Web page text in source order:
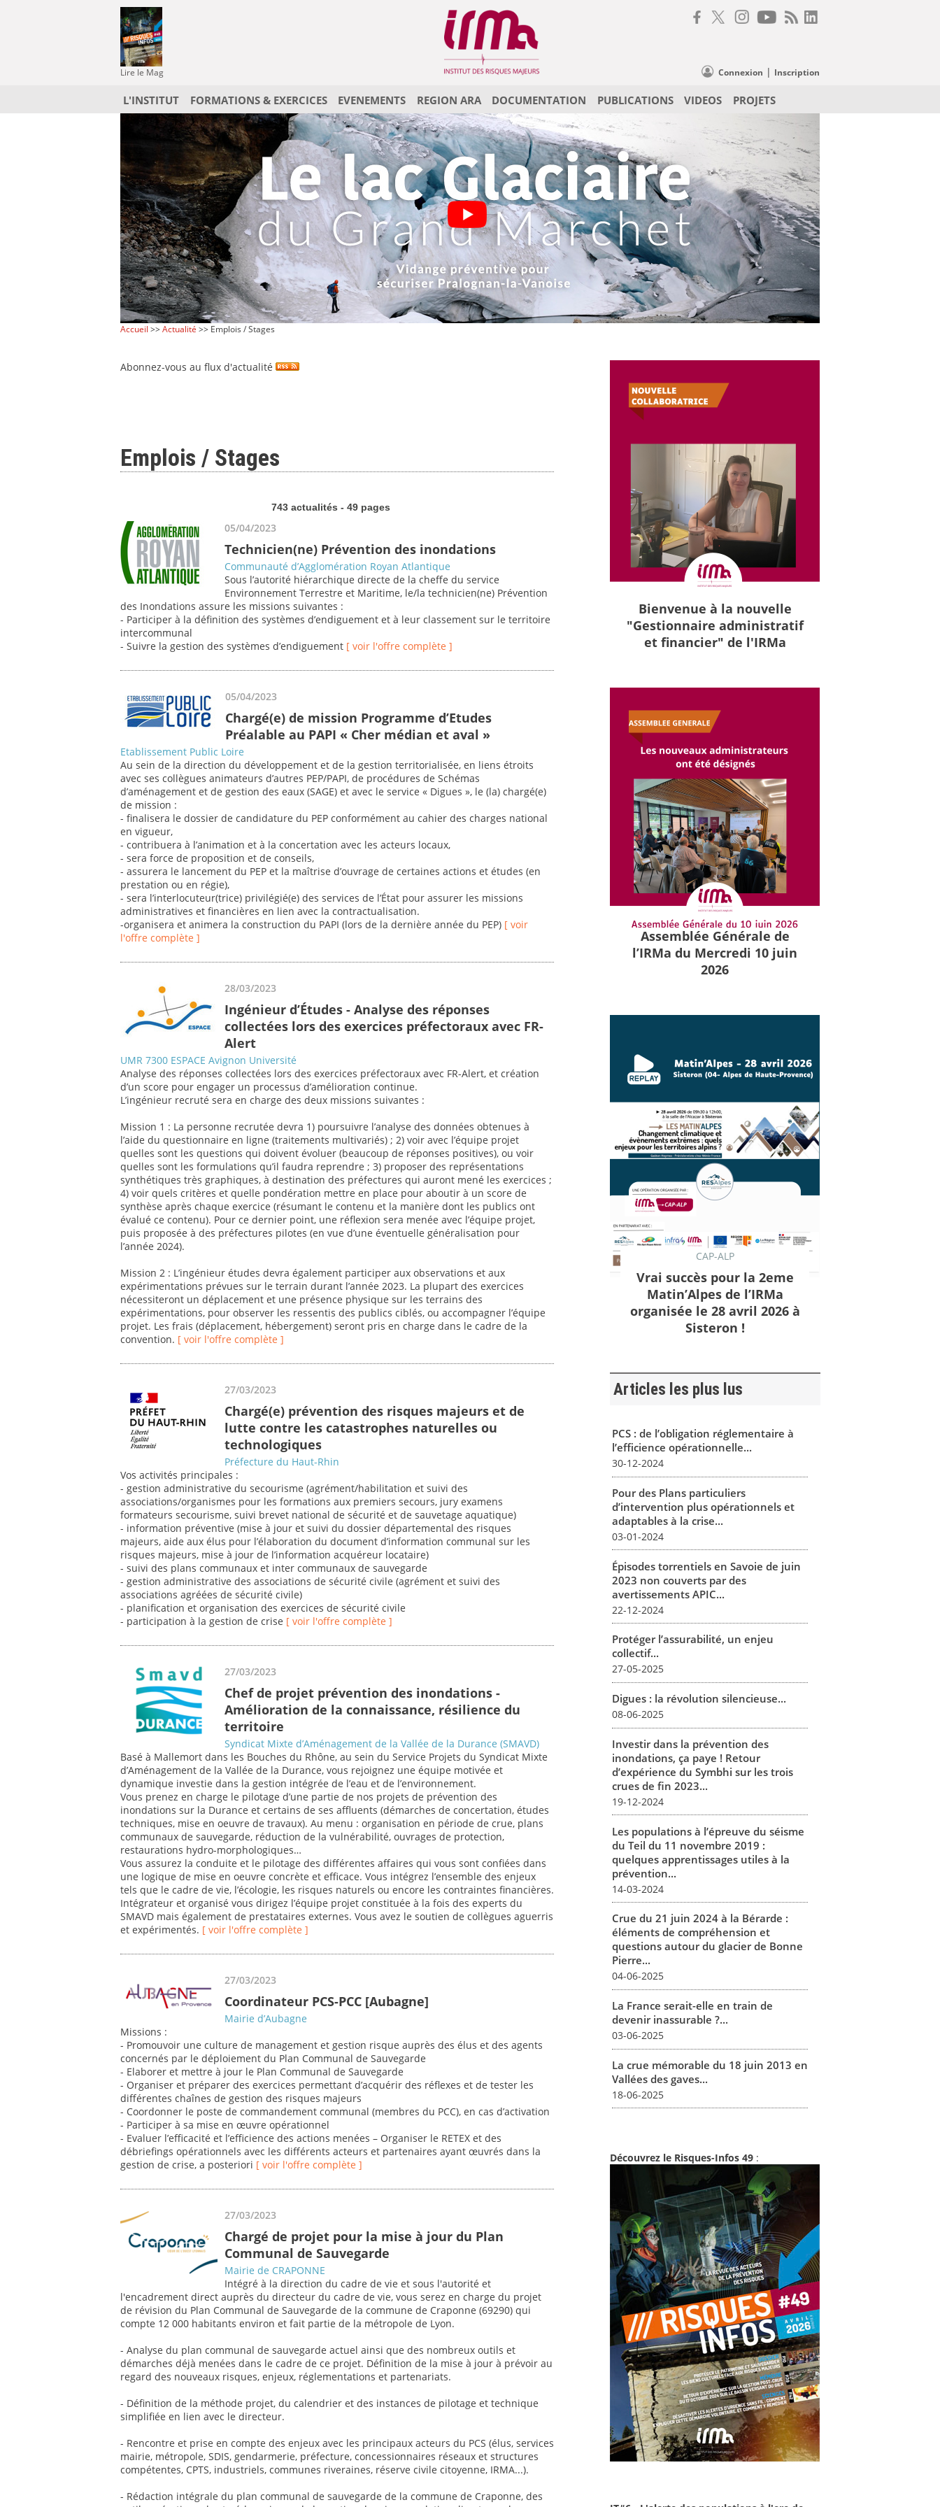
Lire le Mag Connexion | Inscription
L'INSTITUT FORMATIONS & EXERCICES EVENEMENTS REGION ARA DOCUMENTATION PUBLICATIONS VIDEOS PROJETS
Accueil >>Actualité >> Emplois / Stages
Abonnez-vous au flux d'actualité
Emplois / Stages
743 actualités - 49 pages
05/04/2023
Technicien(ne) Prévention des inondations
Communauté d’Agglomération Royan Atlantique
Sous l’autorité hiérarchique directe de la cheffe du service
Environnement Terrestre et Maritime, le/la technicien(ne) Prévention
des Inondations assure les missions suivantes :
- Participer à la définition des systèmes d’endiguement et à leur classement sur le territoire
intercommunal
- Suivre la gestion des systèmes d’endiguement [ voir l'offre complète ]
05/04/2023
Chargé(e) de mission Programme d’Etudes
Préalable au PAPI « Cher médian et aval »
Etablissement Public Loire
Au sein de la direction du développement et de la gestion territorialisée, en liens étroits
avec ses collègues animateurs d’autres PEP/PAPI, de procédures de Schémas
d’aménagement et de gestion des eaux (SAGE) et avec le service « Digues », le (la) chargé(e)
de mission :
- finalisera le dossier de candidature du PEP conformément au cahier des charges national
en vigueur,
- contribuera à l’animation et à la concertation avec les acteurs locaux,
- sera force de proposition et de conseils,
- assurera le lancement du PEP et la maîtrise d’ouvrage de certaines actions et études (en
prestation ou en régie),
- sera l’interlocuteur(trice) privilégié(e) des services de l’État pour assurer les missions
administratives et financières en lien avec la contractualisation.
-organisera et animera la construction du PAPI (lors de la dernière année du PEP) [ voir
l'offre complète ]
28/03/2023
Ingénieur d’Études - Analyse des réponses
collectées lors des exercices préfectoraux avec FR-
Alert
UMR 7300 ESPACE Avignon Université
Analyse des réponses collectées lors des exercices préfectoraux avec FR-Alert, et création
d’un score pour engager un processus d’amélioration continue.
L’ingénieur recruté sera en charge des deux missions suivantes :
Mission 1 : La personne recrutée devra 1) poursuivre l’analyse des données obtenues à
l’aide du questionnaire en ligne (traitements multivariés) ; 2) voir avec l’équipe projet
quelles sont les questions qui doivent évoluer (beaucoup de réponses positives), ou voir
quelles sont les formulations qu’il faudra reprendre ; 3) proposer des représentations
synthétiques très graphiques, à destination des préfectures qui auront mené les exercices ;
4) voir quels critères et quelle pondération mettre en place pour aboutir à un score de
synthèse après chaque exercice (résumant le contenu et la manière dont les publics ont
évalué ce contenu). Pour ce dernier point, une réflexion sera menée avec l’équipe projet,
puis proposée à des préfectures pilotes (en vue d’une éventuelle généralisation pour
l’année 2024).
Mission 2 : L’ingénieur études devra également participer aux observations et aux
expérimentations prévues sur le terrain durant l’année 2023. La plupart des exercices
nécessiteront un déplacement et une présence physique sur les terrains des
expérimentations, pour observer les ressentis des publics ciblés, ou accompagner l’équipe
projet. Les frais (déplacement, hébergement) seront pris en charge dans le cadre de la
convention. [ voir l'offre complète ]
27/03/2023
Chargé(e) prévention des risques majeurs et de
lutte contre les catastrophes naturelles ou
technologiques
Préfecture du Haut-Rhin
Vos activités principales :
- gestion administrative du secourisme (agrément/habilitation et suivi des
associations/organismes pour les formations aux premiers secours, jury examens
formateurs secourisme, suivi brevet national de sécurité et de sauvetage aquatique)
- information préventive (mise à jour et suivi du dossier départemental des risques
majeurs, aide aux élus pour l’élaboration du document d’information communal sur les
risques majeurs, mise à jour de l’information acquéreur locataire)
- suivi des plans communaux et inter communaux de sauvegarde
- gestion administrative des associations de sécurité civile (agrément et suivi des
associations agréées de sécurité civile)
- planification et organisation des exercices de sécurité civile
- participation à la gestion de crise [ voir l'offre complète ]
27/03/2023
Chef de projet prévention des inondations -
Amélioration de la connaissance, résilience du
territoire
Syndicat Mixte d’Aménagement de la Vallée de la Durance (SMAVD)
Basé à Mallemort dans les Bouches du Rhône, au sein du Service Projets du Syndicat Mixte
d’Aménagement de la Vallée de la Durance, vous rejoignez une équipe motivée et
dynamique investie dans la gestion intégrée de l’eau et de l’environnement.
Vous prenez en charge le pilotage d’une partie de nos projets de prévention des
inondations sur la Durance et certains de ses affluents (démarches de concertation, études
techniques, mise en oeuvre de travaux). Au menu : organisation en période de crue, plans
communaux de sauvegarde, réduction de la vulnérabilité, ouvrages de protection,
restaurations hydro-morphologiques…
Vous assurez la conduite et le pilotage des différentes affaires qui vous sont confiées dans
une logique de mise en oeuvre concrète et efficace. Vous intégrez l’ensemble des enjeux
tels que le cadre de vie, l’écologie, les risques naturels ou encore les contraintes financières.
Intégrateur et organisé vous dirigez l’équipe projet constituée à la fois des experts du
SMAVD mais également de prestataires externes. Vous avez le soutien de collègues aguerris
et expérimentés. [ voir l'offre complète ]
27/03/2023
Coordinateur PCS-PCC [Aubagne]
Mairie d’Aubagne
Missions :
- Promouvoir une culture de management et gestion risque auprès des élus et des agents
concernés par le déploiement du Plan Communal de Sauvegarde
- Elaborer et mettre à jour le Plan Communal de Sauvegarde
- Organiser et préparer des exercices permettant d’acquérir des réflexes et de tester les
différentes chaînes de gestion des risques majeurs
- Coordonner le poste de commandement communal (membres du PCC), en cas d’activation
- Participer à sa mise en œuvre opérationnel
- Evaluer l’efficacité et l’efficience des actions menées – Organiser le RETEX et des
débriefings opérationnels avec les différents acteurs et partenaires ayant œuvrés dans la
gestion de crise, a posteriori [ voir l'offre complète ]
27/03/2023
Chargé de projet pour la mise à jour du Plan
Communal de Sauvegarde
Mairie de CRAPONNE
Intégré à la direction du cadre de vie et sous l'autorité et
l'encadrement direct auprès du directeur du cadre de vie, vous serez en charge du projet
de révision du Plan Communal de Sauvegarde de la commune de Craponne (69290) qui
compte 12 000 habitants environ et fait partie de la métropole de Lyon.
- Analyse du plan communal de sauvegarde actuel ainsi que des nombreux outils et
démarches déjà menées dans le cadre de ce projet. Définition de la mise à jour à prévoir au
regard des nouveaux risques, enjeux, réglementations et partenariats.
- Définition de la méthode projet, du calendrier et des instances de pilotage et technique
simplifiée en lien avec le directeur.
- Rencontre et prise en compte des enjeux avec les principaux acteurs du PCS (élus, services
mairie, métropole, SDIS, gendarmerie, préfecture, concessionnaires réseaux et structures
compétentes, CPTS, industriels, communes riveraines, réserve civile citoyenne, IRMA...).
- Rédaction intégrale du plan communal de sauvegarde de la commune de Craponne, des
Bienvenue à la nouvelle
"Gestionnaire administratif
et financier" de l'IRMa
Assemblée Générale de
l’IRMa du Mercredi 10 juin
2026
CAP-ALP
Vrai succès pour la 2eme
Matin’Alpes de l’IRMa
organisée le 28 avril 2026 à
Sisteron !
Articles les plus lus
PCS : de l’obligation réglementaire à
l’efficience opérationnelle...
30-12-2024
Pour des Plans particuliers
d’intervention plus opérationnels et
adaptables à la crise...
03-01-2024
Épisodes torrentiels en Savoie de juin
2023 non couverts par des
avertissements APIC...
22-12-2024
Protéger l’assurabilité, un enjeu
collectif...
27-05-2025
Digues : la révolution silencieuse...
08-06-2025
Investir dans la prévention des
inondations, ça paye ! Retour
d’expérience du Symbhi sur les trois
crues de fin 2023...
19-12-2024
Les populations à l’épreuve du séisme
du Teil du 11 novembre 2019 :
quelques apprentissages utiles à la
prévention...
14-03-2024
Crue du 21 juin 2024 à la Bérarde :
éléments de compréhension et
questions autour du glacier de Bonne
Pierre...
04-06-2025
La France serait-elle en train de
devenir inassurable ?...
03-06-2025
La crue mémorable du 18 juin 2013 en
Vallées des gaves...
18-06-2025
Découvrez le Risques-Infos 49 :